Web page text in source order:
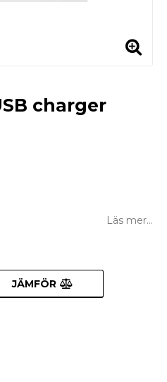
charger
Läs mer...
JÄMFÖR